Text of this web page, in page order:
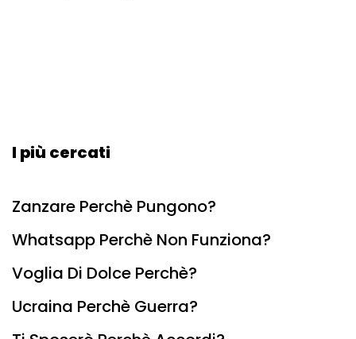
I più cercati
Zanzare Perchè Pungono?
Whatsapp Perchè Non Funziona?
Voglia Di Dolce Perchè?
Ucraina Perchè Guerra?